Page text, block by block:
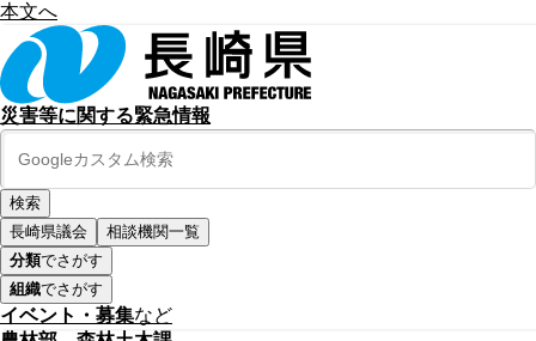
本文へ
災害等に関する緊急情報
長崎県議会
相談機関一覧
分類でさがす
組織でさがす
イベント・募集など